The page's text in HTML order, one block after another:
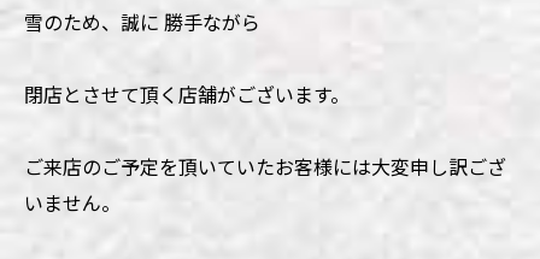
雪のため、誠に 勝手ながら
閉店とさせて頂く店舗がございます。
ご来店のご予定を頂いていたお客様には大変申し訳ござ
いません。